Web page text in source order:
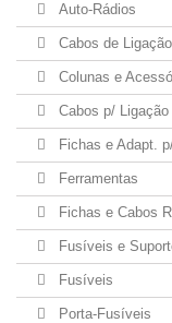
Auto-Rádios
Cabos de Ligação
Colunas e
Cabos p/
Fichas e Adapt.
Ferramentas
Fichas e Cabos
Fusíveis e
Fusíveis
Porta-Fusíveis